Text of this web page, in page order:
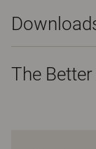
The